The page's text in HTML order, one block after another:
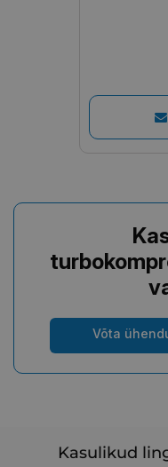
Võta
Kasulikud